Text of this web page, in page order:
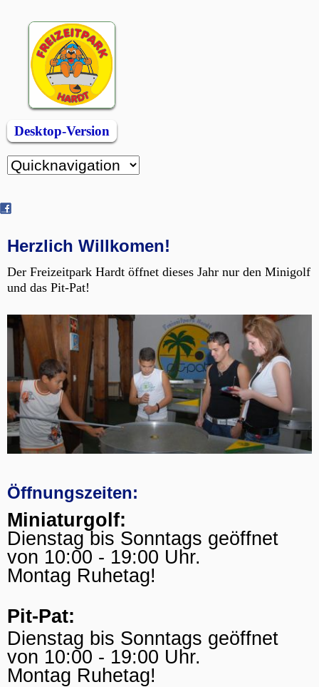
Desktop-Version
Zielseite
Herzlich Willkomen!
Der Freizeitpark Hardt öffnet dieses Jahr nur den Minigolf
und das Pit-Pat!
Öffnungszeiten:
Miniaturgolf:
Dienstag bis Sonntags geöffnet
von 10:00 - 19:00 Uhr.
Montag Ruhetag!
Pit-Pat:
Dienstag bis Sonntags geöffnet
von 10:00 - 19:00 Uhr.
Montag Ruhetag!